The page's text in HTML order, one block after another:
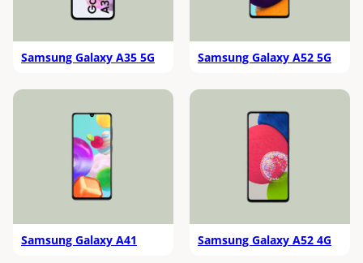
Samsung Galaxy A35 5G Samsung Galaxy A52 5G
Samsung Galaxy A41 Samsung Galaxy A52 4G